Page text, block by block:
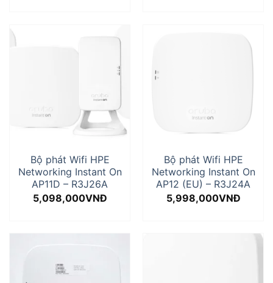
Bộ phát Wifi HPE
Networking Instant On
AP11D – R3J26A
5,098,000VNĐ
Bộ phát Wifi HPE
Networking Instant On
AP12 (EU) – R3J24A
5,998,000VNĐ